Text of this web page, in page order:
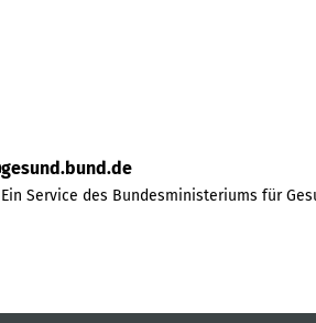
gesund.bund.de
Ein Service des Bundesministeriums für